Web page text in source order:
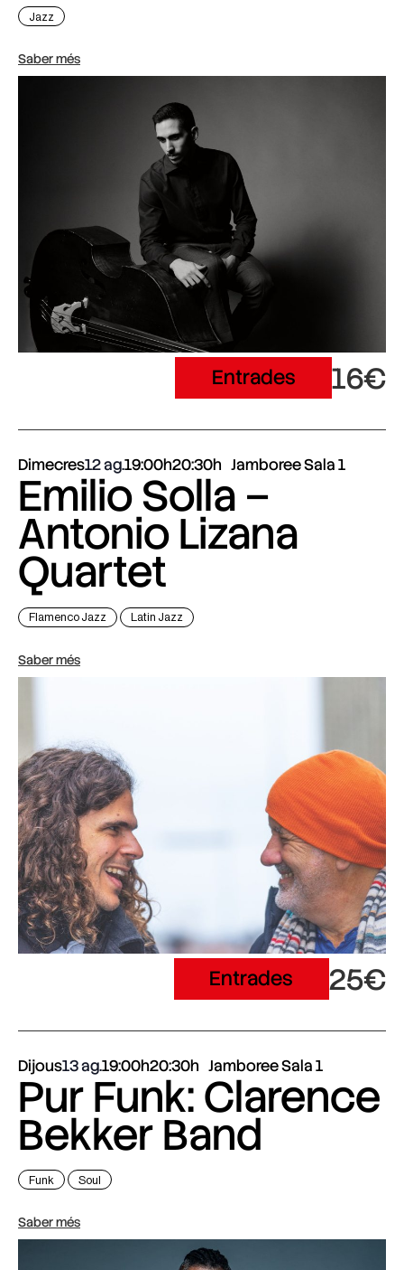
Jazz
Saber més
Entrades 16€
Dimecres12 ag.19:00h20:30h Jamboree Sala 1
Emilio Solla –
Antonio Lizana
Quartet
Flamenco Jazz Latin Jazz
Saber més
Entrades 25€
Dijous13 ag.19:00h20:30h Jamboree Sala 1
Pur Funk: Clarence
Bekker Band
Funk Soul
Saber més